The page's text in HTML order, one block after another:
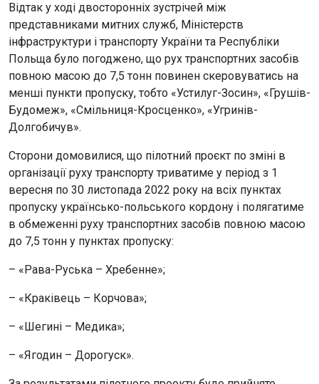
Відтак у ході двосторонніх зустрічей між
представниками митних служб, Міністерств
інфраструктури і транспорту України та Республіки
Польща було погоджено, що рух транспортних засобів
повною масою до 7,5 тонн повинен скеровуватись на
менші пункти пропуску, тобто «Устилуг-Зосин», «Грушів-
Будомеж», «Смільниця-Кросценко», «Угринів-
Долгобичув».
Сторони домовилися, що пілотний проєкт по зміні в
організації руху транспорту триватиме у період з 1
вересня по 30 листопада 2022 року на всіх пунктах
пропуску українсько-польського кордону і полягатиме
в обмеженні руху транспортних засобів повною масою
до 7,5 тонн у пунктах пропуску:
– «Рава-Руська – Хребенне»;
– «Краківець – Корчова»;
– «Шегині – Медика»;
– «Ягодин – Дорогуск».